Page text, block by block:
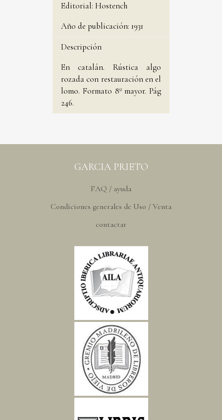
Editorial: Hostench
Año de publicación: 1931
Descripción
En catalán. Rústica algo
rozada con restauración en el
lomo. Formato 8º mayor. Pág
246.
GARCIA PRIETO
FAQ / ayuda
Condiciones generales de Uso / Venta
contactar